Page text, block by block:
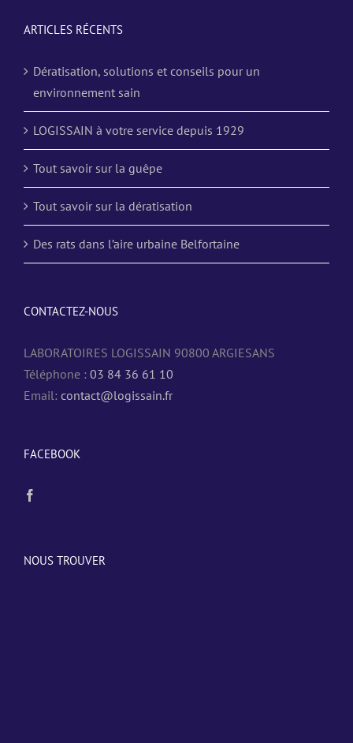
ARTICLES RÉCENTS
Dératisation, solutions et conseils pour un
environnement sain
LOGISSAIN à votre service depuis 1929
Tout savoir sur la guêpe
Tout savoir sur la dératisation
Des rats dans l’aire urbaine Belfortaine
CONTACTEZ-NOUS
LABORATOIRES LOGISSAIN 90800 ARGIESANS
Téléphone : 03 84 36 61 10
Email: contact@logissain.fr
FACEBOOK
NOUS TROUVER